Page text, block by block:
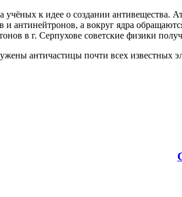
учёных к идее о создании антивещества.
и антинейтронов, а вокруг ядра
в г. Серпухове советские физики
античастицы почти всех известных